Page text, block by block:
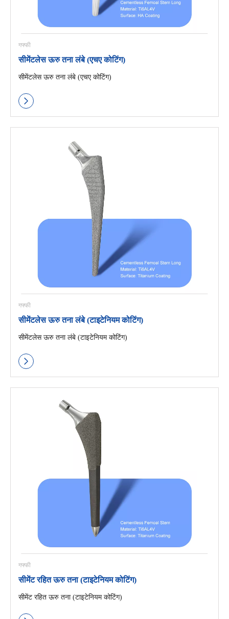
गफ्फी
सीमेंटलेस ऊरु तना लंबे (एचए कोटिंग)
सीमेंटलेस ऊरु तना लंबे (एचए कोटिंग)
गफ्फी
सीमेंटलेस ऊरु तना लंबे (टाइटेनियम कोटिंग)
सीमेंटलेस ऊरु तना लंबे (टाइटेनियम कोटिंग)
गफ्फी
सीमेंट रहित ऊरु तना (टाइटेनियम कोटिंग)
सीमेंट रहित ऊरु तना (टाइटेनियम कोटिंग)